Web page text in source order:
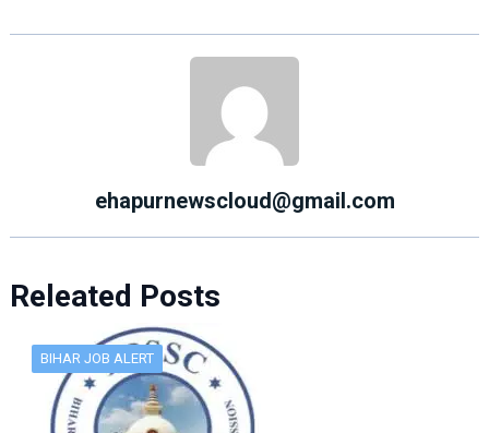
ehapurnewscloud@gmail.com
Releated Posts
BIHAR JOB ALERT